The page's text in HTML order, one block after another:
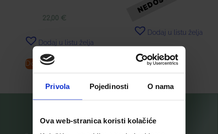
Privola Pojedinosti O nama
Ova web-stranica koristi kolačiće
22,00 €
Dodaj u listu želja
Dodaj u košaricu
Dodaj u listu želja
Pročitaj više